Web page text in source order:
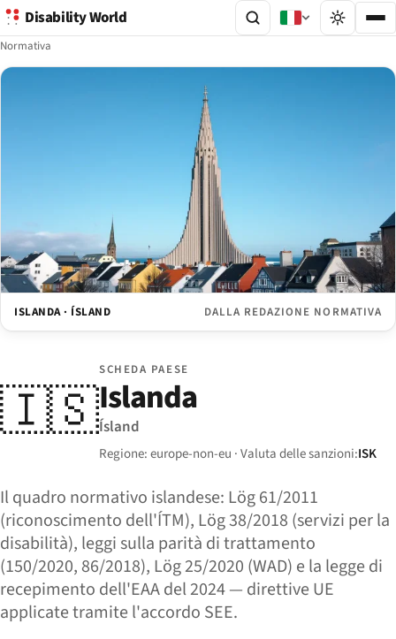
Disability World
Normativa
ISLANDA · ÍSLAND DALLA REDAZIONE NORMATIVA
🇮🇸
SCHEDA PAESE
Islanda
Ísland
Regione: europe-non-eu · Valuta delle sanzioni:ISK
Il quadro normativo islandese: Lög 61/2011
(riconoscimento dell'ÍTM), Lög 38/2018 (servizi per la
disabilità), leggi sulla parità di trattamento
(150/2020, 86/2018), Lög 25/2020 (WAD) e la legge di
recepimento dell'EAA del 2024 — direttive UE
applicate tramite l'accordo SEE.